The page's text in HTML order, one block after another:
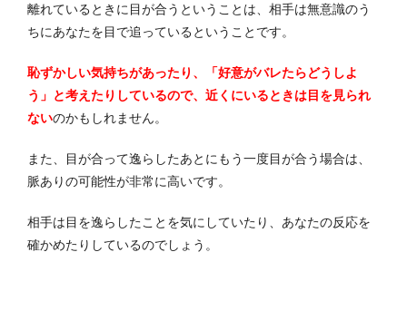
離れているときに目が合うということは、相手は無意識のう
ちにあなたを目で追っているということです。
恥ずかしい気持ちがあったり、「好意がバレたらどうしよ
う」と考えたりしているので、近くにいるときは目を見られ
ないのかもしれません。
また、目が合って逸らしたあとにもう一度目が合う場合は、
脈ありの可能性が非常に高いです。
相手は目を逸らしたことを気にしていたり、あなたの反応を
確かめたりしているのでしょう。